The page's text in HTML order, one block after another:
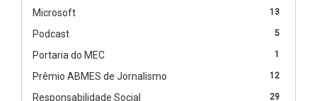
13
Microsoft
5
Podcast
1
Portaria do MEC
12
Prêmio ABMES de Jornalismo
29
Responsabilidade Social